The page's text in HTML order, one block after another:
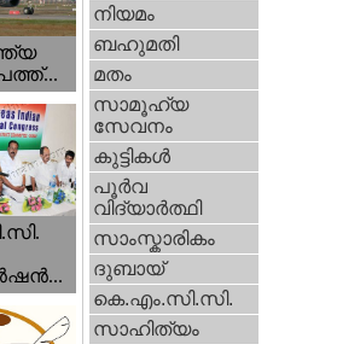
നിയമം
ബഹുമതി
മതം
സാമൂഹ്യ
സേവനം
കുട്ടികള്‍
പൂര്‍വ
വിദ്യാര്‍ത്ഥി
സാംസ്കാരികം
ദുബായ്‌
കെ.എം.സി.സി.
സാഹിത്യം